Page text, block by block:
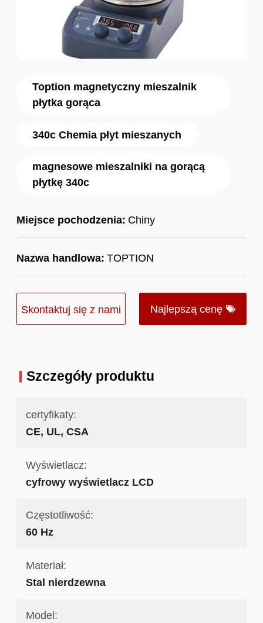
Toption magnetyczny mieszalnik
płytka gorąca
340c Chemia płyt mieszanych
magnesowe mieszalniki na gorącą
płytkę 340c
Miejsce pochodzenia: Chiny
Nazwa handlowa: TOPTION
Skontaktuj się z nami Najlepszą cenę
Szczegóły produktu
certyfikaty:
CE, UL, CSA
Wyświetlacz:
cyfrowy wyświetlacz LCD
Częstotliwość:
60 Hz
Materiał:
Stal nierdzewna
Model: